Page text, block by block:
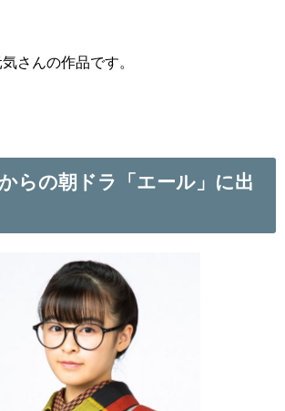
さんの作品です。
らの朝ドラ「エール」に出